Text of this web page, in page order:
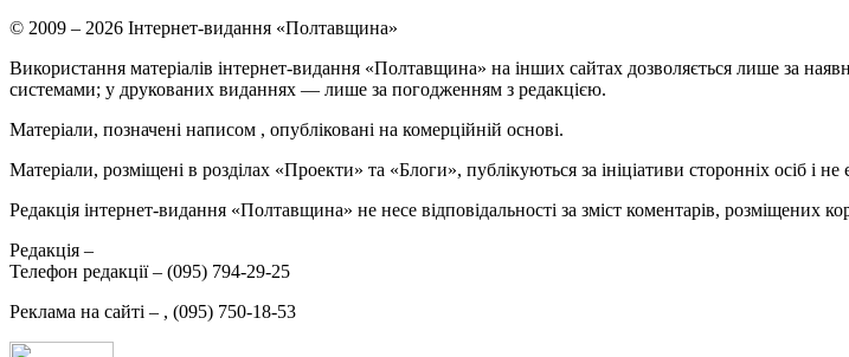
© 2009 – 2026 Інтернет-видання «Полтавщина»
Використання матеріалів інтернет-видання «Полтавщина» на інших сайтах дозволяється лише за
системами; у друкованих виданнях — лише за погодженням з редакцією.
Матеріали, позначені написом , опубліковані на комерційній основі.
Матеріали, розміщені в розділах «Проекти» та «Блоги», публікуються за ініціативи сторонніх осіб і
Редакція інтернет-видання «Полтавщина» не несе відповідальності за зміст коментарів, розміщених
Редакція –
Телефон редакції – (095) 794-29-25
Реклама на сайті – , (095) 750-18-53